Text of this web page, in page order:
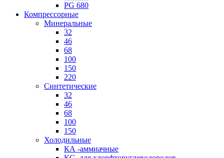
PG 680
Компрессорные
Минеральные
32
46
68
100
150
220
Синтетические
32
46
68
100
150
Холодильные
КА -аммиачные